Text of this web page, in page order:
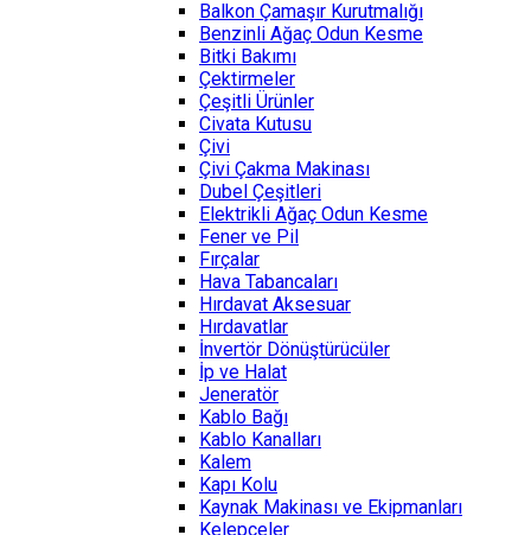
Balkon Çamaşır Kurutmalığı
Benzinli Ağaç Odun Kesme
Bitki Bakımı
Çektirmeler
Çeşitli Ürünler
Civata Kutusu
Çivi
Çivi Çakma Makinası
Dubel Çeşitleri
Elektrikli Ağaç Odun Kesme
Fener ve Pil
Fırçalar
Hava Tabancaları
Hırdavat Aksesuar
Hırdavatlar
İnvertör Dönüştürücüler
İp ve Halat
Jeneratör
Kablo Bağı
Kablo Kanalları
Kalem
Kapı Kolu
Kaynak Makinası ve Ekipmanları
Kelepçeler